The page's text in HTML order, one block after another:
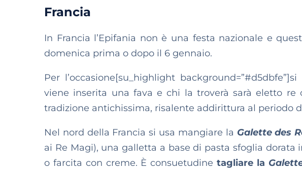
Francia
In Francia l’Epifania non è una festa nazionale e
domenica prima o dopo il 6 gennaio.
Per l’occasione[su_highlight
viene inserita una fava e chi la troverà sarà eletto
tradizione antichissima, risalente addirittura al periodo
Nel nord della Francia si usa mangiare la Galette des
ai Re Magi), una galletta a base di pasta sfoglia
o farcita con creme. È consuetudinetagliare la